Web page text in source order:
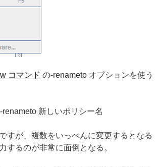
コマンド の-renameto オプションを使う
新しいポリシー名
すが、複数をいっぺんに変更するとなる
するのが非常に面倒となる。